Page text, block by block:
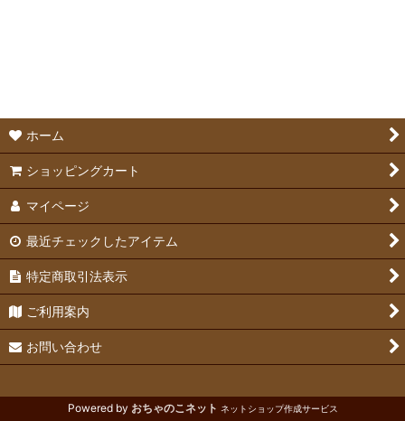
ライオンヘッド
ジャージーウーリー
ドワーフホト
チンチラ
ホーム
ショッピングカート
マイページ
最近チェックしたアイテム
特定商取引法表示
ご利用案内
お問い合わせ
Powered by おちゃのこネット ネットショップ作成サービス